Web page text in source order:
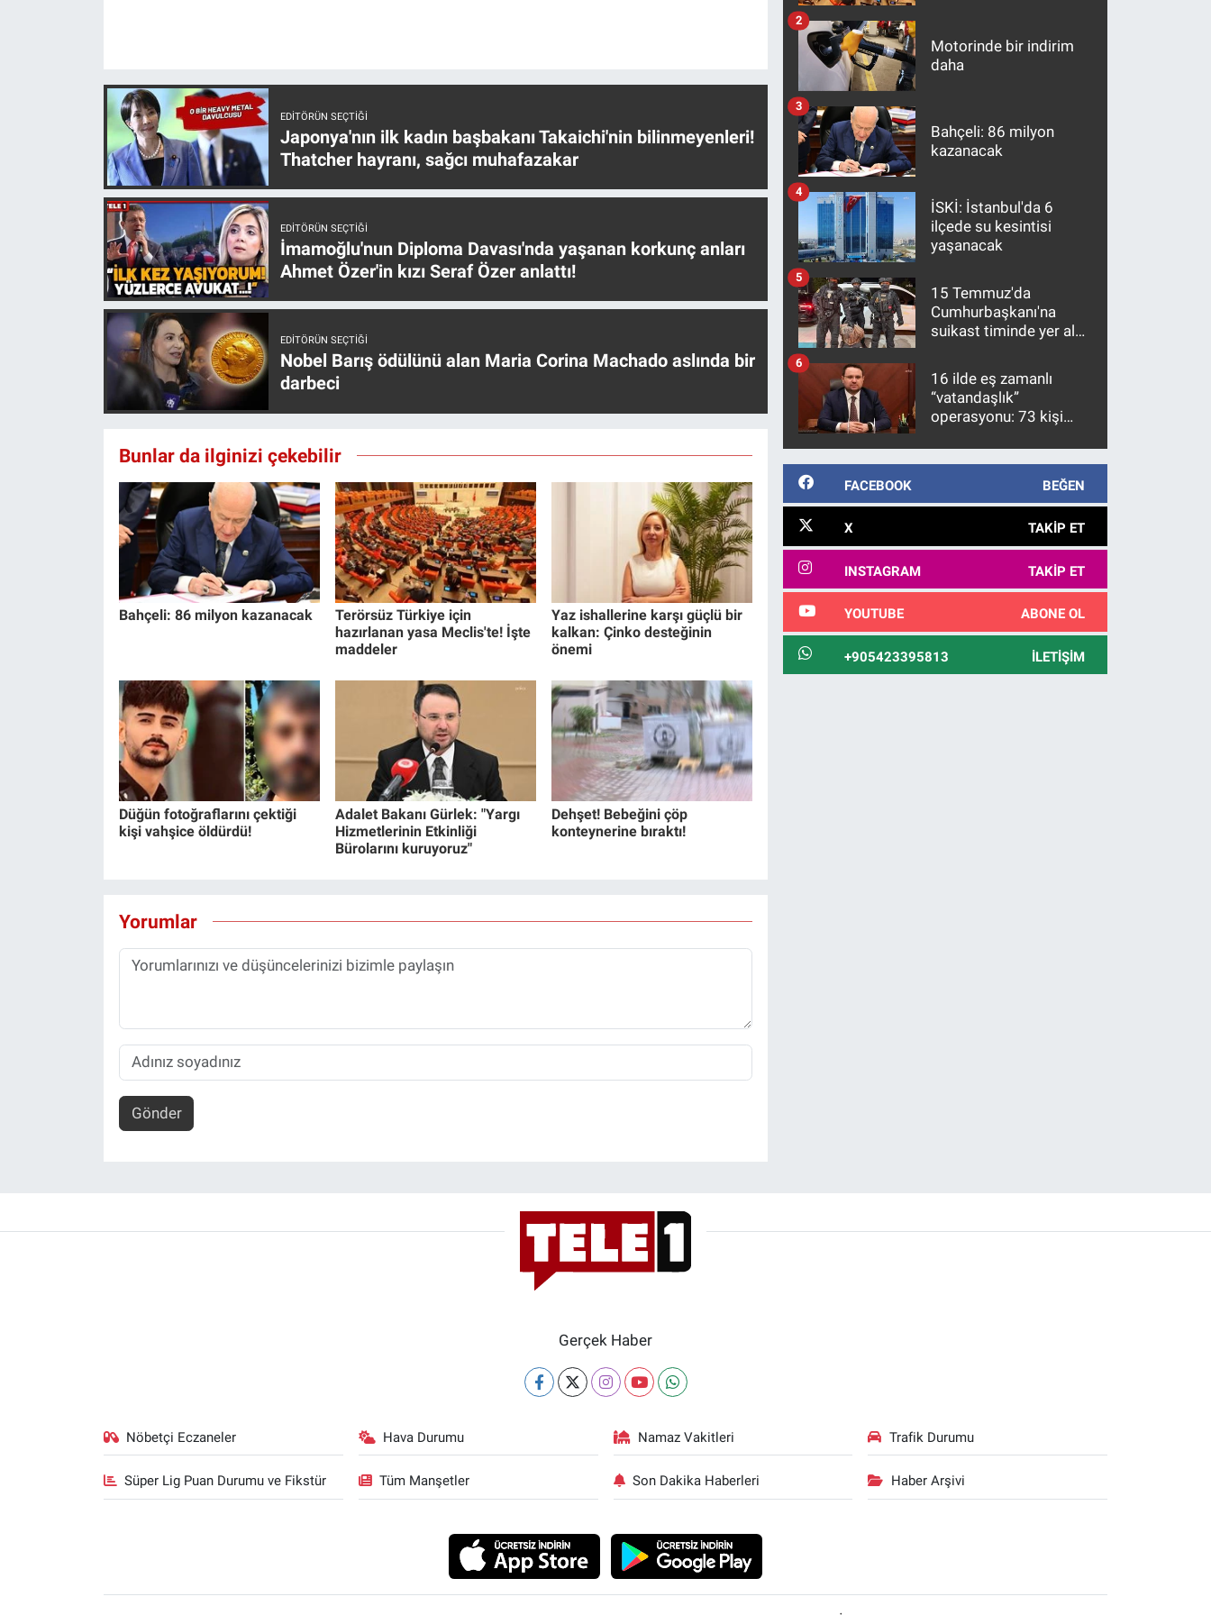
EDITÖRÜN SEÇTIĞI
Japonya'nın ilk kadın başbakanı Takaichi'nin bilinmeyenleri!
Thatcher hayranı, sağcı muhafazakar
EDITÖRÜN SEÇTIĞI
İmamoğlu'nun Diploma Davası'nda yaşanan korkunç anları
Ahmet Özer'in kızı Seraf Özer anlattı!
EDITÖRÜN SEÇTIĞI
Nobel Barış ödülünü alan Maria Corina Machado aslında bir
darbeci
Bunlar da ilginizi çekebilir
Bahçeli: 86 milyon kazanacak
Terörsüz Türkiye için
hazırlanan yasa Meclis'te! İşte
maddeler
Yaz ishallerine karşı güçlü bir
kalkan: Çinko desteğinin
önemi
Düğün fotoğraflarını çektiği
kişi vahşice öldürdü!
Adalet Bakanı Gürlek: "Yargı
Hizmetlerinin Etkinliği
Bürolarını kuruyoruz"
Dehşet! Bebeğini çöp
konteynerine bıraktı!
Yorumlar
Gönder
Motorinde bir indirim
daha
2
Bahçeli: 86 milyon
kazanacak
3
İSKİ: İstanbul'da 6
ilçede su kesintisi
yaşanacak
4
15 Temmuz'da
Cumhurbaşkanı'na
suikast timinde yer alan
10 yıl sonra yakalandı
5
16 ilde eş zamanlı
“vatandaşlık”
operasyonu: 73 kişi
6
FACEBOOK BEĞEN
X TAKIP ET
INSTAGRAM TAKIP ET
YOUTUBE ABONE OL
+905423395813 İLETIŞIM
Gerçek Haber
Nöbetçi Eczaneler Hava Durumu Namaz Vakitleri Trafik Durumu
Süper Lig Puan Durumu ve Fikstür Tüm Manşetler Son Dakika Haberleri Haber Arşivi
Günün görüntüsü
Koronavirüs
Kültür Sanat
Ne demişti
Programlar
Türkiye'nin Geleceği
Türkiye'nin Gündemi
Yerel Gündem
Yerel Yaşam